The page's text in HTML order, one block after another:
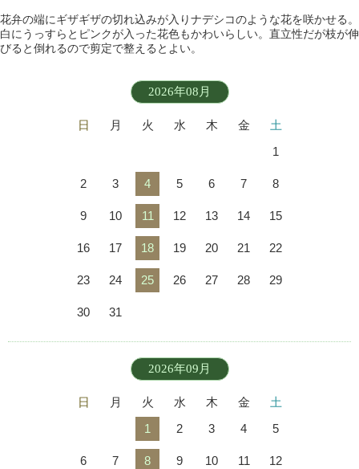
花弁の端にギザギザの切れ込みが入りナデシコのような花を咲かせる。
白にうっすらとピンクが入った花色もかわいらしい。直立性だが枝が伸
びると倒れるので剪定で整えるとよい。
2026年08月
日 月 火 水 木 金
土
1
2 3 4 5 6 7 8
9 10 11 12 13 14 15
16 17 18 19 20 21 22
23 24 25 26 27 28 29
30 31
2026年09月
日 月 火 水 木 金
土
1
2 3 4 5
6 7 8 9 10 11 12